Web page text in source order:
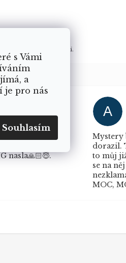
s Vámi
a
je pro nás
Souhlasím
vyřešit k Vaší spokojenosti.
obchodu je 5 z 5 hvězdiček.
a krasne
nasla🙏🏻😇.
A
Mystery
dorazil.
to můj
se na
MOC,